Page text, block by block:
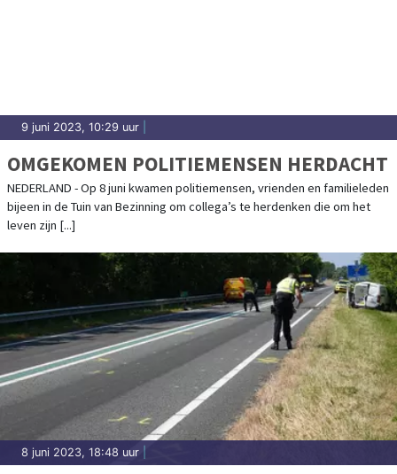
9 juni 2023, 10:29 uur
OMGEKOMEN POLITIEMENSEN HERDACHT
NEDERLAND - Op 8 juni kwamen politiemensen, vrienden en familieleden
bijeen in de Tuin van Bezinning om collega’s te herdenken die om het
leven zijn [...]
8 juni 2023, 18:48 uur